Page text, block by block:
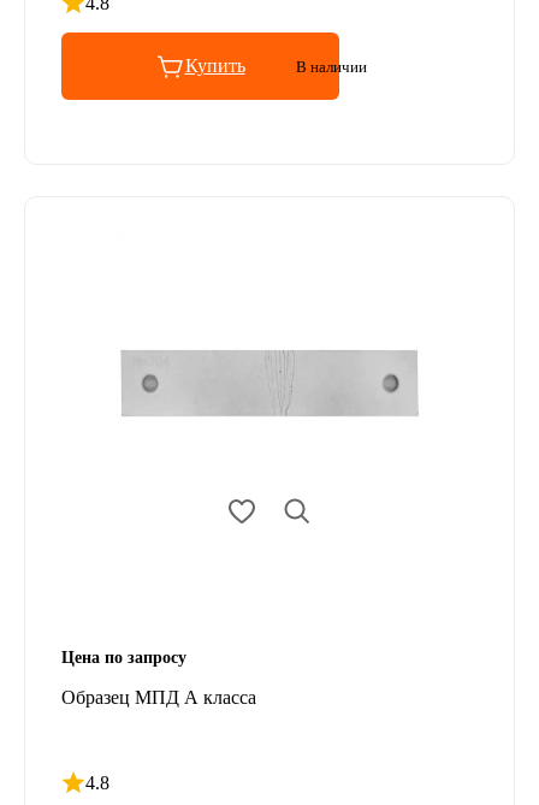
Рейтинг 4.8 из 5
Купить В наличии
Цена по запросу
Образец МПД А класса
4.8
Рейтинг 4.8 из 5